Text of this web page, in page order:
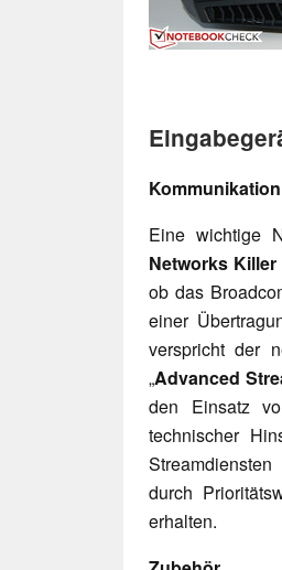
Kommunikation
Eine wichtige
Networks
ob das
einer
verspricht der
„Advanced
den Einsatz
technischer
durch
erhalten.